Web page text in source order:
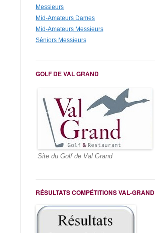
Messieurs
Mid-Amateurs Dames
Mid-Amateurs Messieurs
Séniors Messieurs
GOLF DE VAL GRAND
Site du Golf de Val Grand
RÉSULTATS COMPÉTITIONS VAL-GRAND